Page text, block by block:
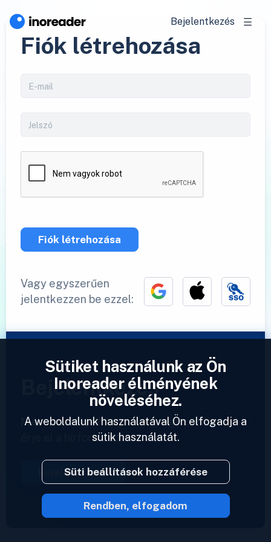
Bejelentkezés
Fiók létrehozása
Fiók létrehozása
Vagy egyszerűen
jelentkezzen be ezzel:
Bejelentkezés
Már van fiókja? Adjon meg egy profilt és
érje el a hírforrásait azonnal.
Bejelentkezés
2023 © Inoreader
Sütiket használunk az Ön
Inoreader élményének
növeléséhez.
A weboldalunk használatával Ön elfogadja a
sütik használatát.
Süti beállítások hozzáférése
Rendben, elfogadom